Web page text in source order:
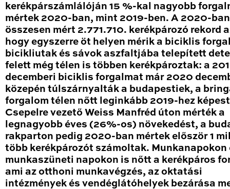
kerékpárszámlálóján 15 %-kal nagyobb
mértek 2020-ban, mint 2019-ben. A 2020-ban
összesen mért 2.771.710. kerékpározó rekord
hogy egyszerre öt helyen mérik a biciklis
bicikliutak és sávok aszfaltjába telepített
felett még télen is többen kerékpároztak: a
decemberi biciklis forgalmat már 2020
közepén túlszárnyalták a budapestiek, a
forgalom télen nőtt leginkább 2019-hez
Csepelre vezető Weiss Manfréd úton mérték a
legnagyobb éves (26%-os) növekedést, a
rakparton pedig 2020-ban mértek először 1
több kerékpározót számoltak. Munkanapokon
munkaszüneti napokon is nőtt a kerékpáros
ami az otthoni munkavégzés, az oktatási
intézmények és vendéglátóhelyek bezárása